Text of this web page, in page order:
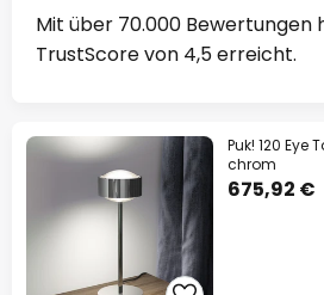
Mit über 70.000 Bewertungen
TrustScore von 4,5 erreicht.
Puk! 120 Eye
chrom
675,92 €